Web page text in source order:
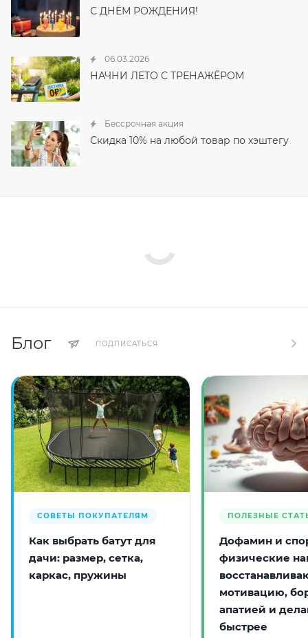
С ДНЁМ РОЖДЕНИЯ!
06.03.2026
НАЧНИ ЛЕТО С ТРЕНАЖЁРОМ
Бессрочная акция
Скидка 10% на любой товар по хэштегу
Блог ПОДПИСАТЬСЯ
СОВЕТЫ ПОКУПАТЕЛЯМ
Как выбрать батут для
дачи: размер, сетка,
каркас, пружины
ПОЛЕЗНЫЕ
Дофамин и
физические
мотивацию,
апатией и
быстрее